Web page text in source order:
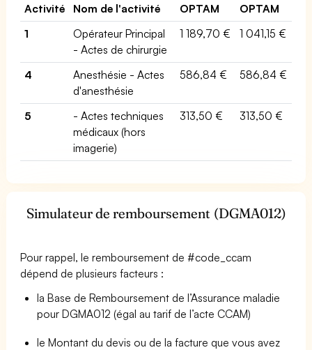
Activité Nom de l'activité
OPTAM
OPTAM
1
Opérateur Principal
- Actes de chirurgie
1 189,70 € 1 041,15 €
4
Anesthésie - Actes
d'anesthésie
586,84 € 586,84 €
5
- Actes techniques
médicaux (hors
imagerie)
313,50 € 313,50 €
Simulateur de remboursement (DGMA012)
Pour rappel, le remboursement de #code_ccam
dépend de plusieurs facteurs :
la Base de Remboursement de l’Assurance maladie
pour DGMA012 (égal au tarif de l’acte CCAM)
le Montant du devis ou de la facture que vous avez